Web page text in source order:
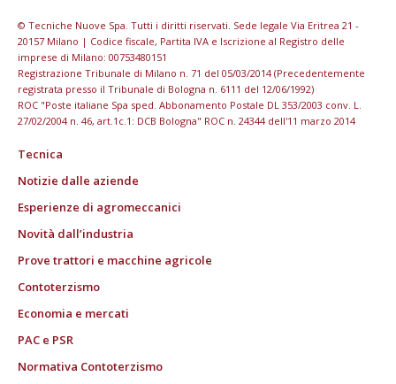
© Tecniche Nuove Spa. Tutti i diritti riservati. Sede legale Via Eritrea 21 -
20157 Milano | Codice fiscale, Partita IVA e Iscrizione al Registro delle
imprese di Milano: 00753480151
Registrazione Tribunale di Milano n. 71 del 05/03/2014 (Precedentemente
registrata presso il Tribunale di Bologna n. 6111 del 12/06/1992)
ROC "Poste italiane Spa sped. Abbonamento Postale DL 353/2003 conv. L.
27/02/2004 n. 46, art.1c.1: DCB Bologna" ROC n. 24344 dell'11 marzo 2014
Tecnica
Notizie dalle aziende
Esperienze di agromeccanici
Novità dall’industria
Prove trattori e macchine agricole
Contoterzismo
Economia e mercati
PAC e PSR
Normativa Contoterzismo